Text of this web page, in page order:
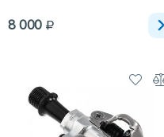
8 000